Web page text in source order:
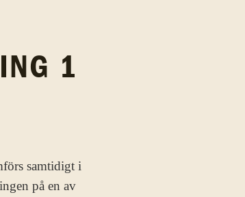
1
samtidigt i
på en av